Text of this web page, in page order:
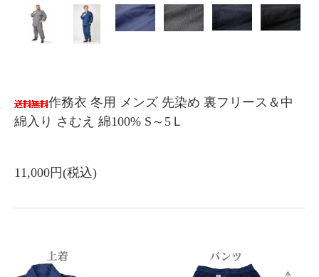
作務衣 冬用 メンズ 先染め 裏フリース＆中
綿入り さむえ 綿100% S～5Ｌ
11,000円(税込)